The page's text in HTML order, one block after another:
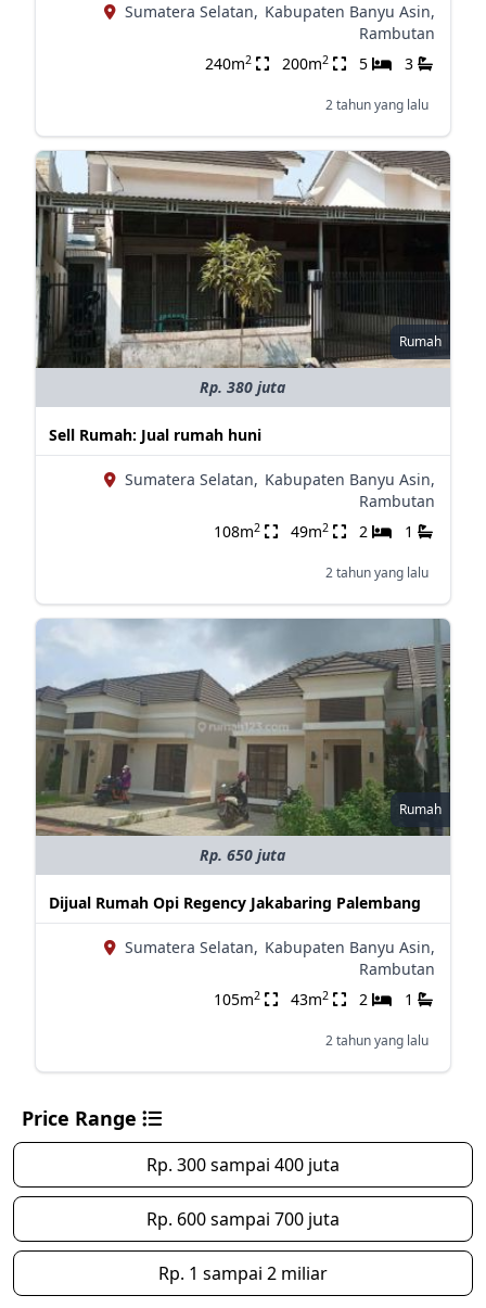
Sumatera Selatan, Kabupaten Banyu Asin,
Rambutan
240m2 200m2 5 3
2 tahun yang lalu
Rumah
Rp. 380 juta
Sell Rumah: Jual rumah huni
Sumatera Selatan, Kabupaten Banyu Asin,
Rambutan
108m2 49m2 2 1
2 tahun yang lalu
Rumah
Rp. 650 juta
Dijual Rumah Opi Regency Jakabaring Palembang
Sumatera Selatan, Kabupaten Banyu Asin,
Rambutan
105m2 43m2 2 1
2 tahun yang lalu
Price Range
Rp. 300 sampai 400 juta
Rp. 600 sampai 700 juta
Rp. 1 sampai 2 miliar